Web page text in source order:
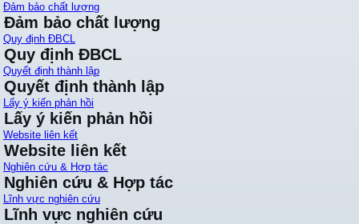
Đảm bảo chất lượng
Đảm bảo chất lượng
Quy định ĐBCL
Quy định ĐBCL
Quyết định thành lập
Quyết định thành lập
Lấy ý kiến phản hồi
Lấy ý kiến phản hồi
Website liên kết
Website liên kết
Nghiên cứu & Hợp tác
Nghiên cứu & Hợp tác
Lĩnh vực nghiên cứu
Lĩnh vực nghiên cứu